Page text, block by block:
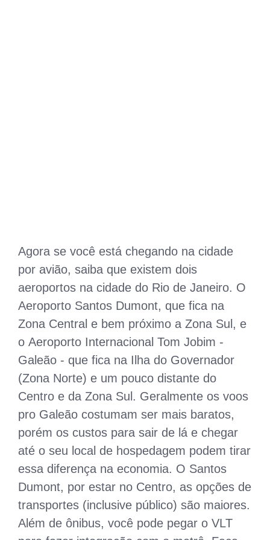
Agora se você está chegando na cidade
por avião, saiba que existem dois
aeroportos na cidade do Rio de Janeiro. O
Aeroporto Santos Dumont, que fica na
Zona Central e bem próximo a Zona Sul, e
o Aeroporto Internacional Tom Jobim -
Galeão - que fica na Ilha do Governador
(Zona Norte) e um pouco distante do
Centro e da Zona Sul. Geralmente os voos
pro Galeão costumam ser mais baratos,
porém os custos para sair de lá e chegar
até o seu local de hospedagem podem tirar
essa diferença na economia. O Santos
Dumont, por estar no Centro, as opções de
transportes (inclusive público) são maiores.
Além de ônibus, você pode pegar o VLT